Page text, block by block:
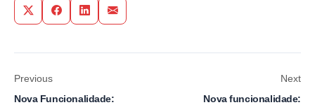
Share on Twitter
Share on Facebook
Share on LinkedIn
Share via Email
Previous
Nova Funcionalidade:
Next
Nova funcionalidade: